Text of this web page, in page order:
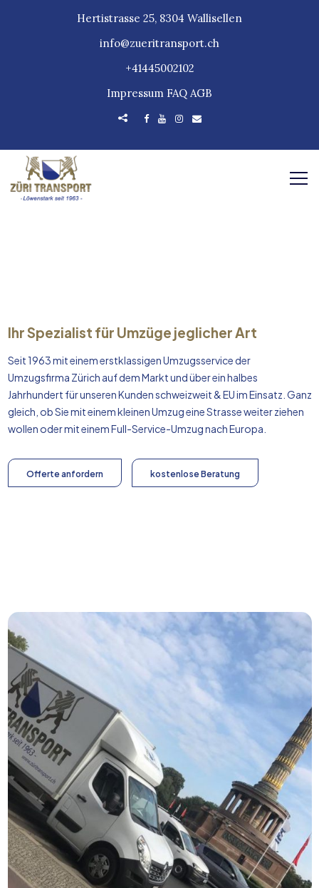
Hertistrasse 25, 8304 Wallisellen
info@zueritransport.ch
+41445002102
Impressum FAQ AGB
Ihr Spezialist für Umzüge jeglicher Art
Seit 1963 mit einem erstklassigen Umzugsservice der
Umzugsfirma Zürich auf dem Markt und über ein halbes
Jahrhundert für unseren Kunden schweizweit & EU im Einsatz. Ganz
gleich, ob Sie mit einem kleinen Umzug eine Strasse weiter ziehen
wollen oder mit einem Full-Service-Umzug nachEuropa
Offerte anfordern kostenlose Beratung